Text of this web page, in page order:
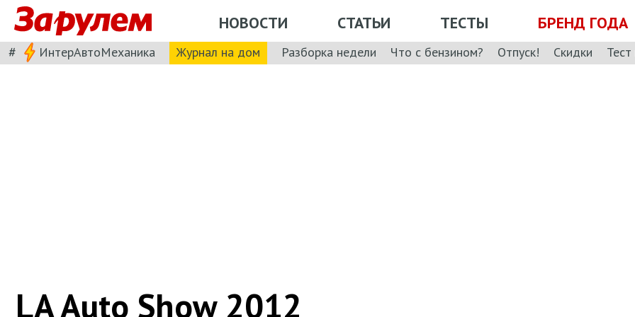
НОВОСТИ СТАТЬИ ТЕСТЫ БРЕНД ГОДА
# ИнтерАвтоМеханика Журнал на дом Разборка недели Что с бензином? Отпуск! Скидки
LA Auto Show 2012